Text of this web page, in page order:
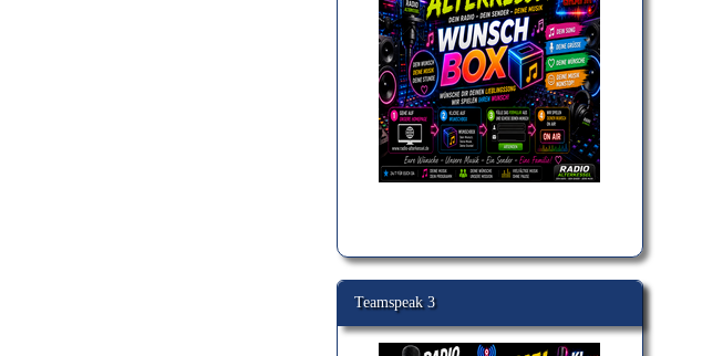
Teamspeak 3